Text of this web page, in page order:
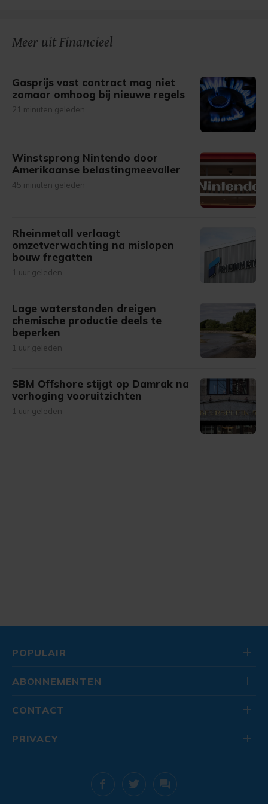
Meer uit Financieel
Gasprijs vast contract mag niet
zomaar omhoog bij nieuwe regels
21 minuten geleden
Winstsprong Nintendo door
Amerikaanse belastingmeevaller
45 minuten geleden
Rheinmetall verlaagt
omzetverwachting na mislopen
bouw fregatten
1 uur geleden
Lage waterstanden dreigen
chemische productie deels te
beperken
1 uur geleden
SBM Offshore stijgt op Damrak na
verhoging vooruitzichten
1 uur geleden
POPULAIR
ABONNEMENTEN
CONTACT
PRIVACY